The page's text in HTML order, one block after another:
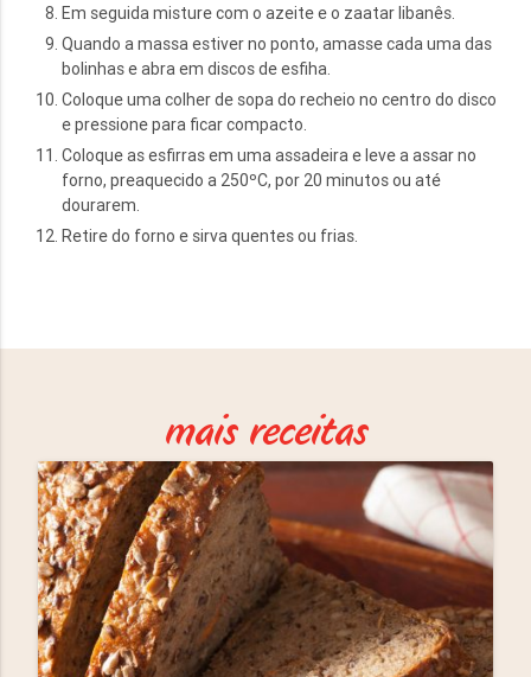
Em seguida misture com o azeite e o zaatar libanês.
Quando a massa estiver no ponto, amasse cada uma das
bolinhas e abra em discos de esfiha.
Coloque uma colher de sopa do recheio no centro do disco
e pressione para ficar compacto.
Coloque as esfirras em uma assadeira e leve a assar no
forno, preaquecido a 250ºC, por 20 minutos ou até
dourarem.
Retire do forno e sirva quentes ou frias.
mais receitas